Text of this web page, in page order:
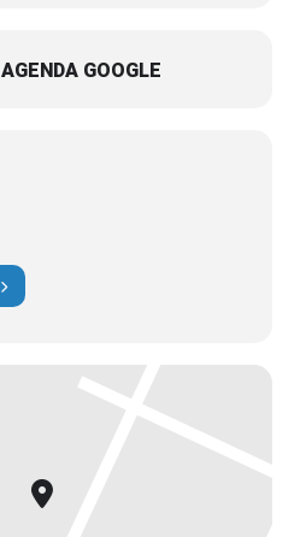
AGENDA GOOGLE